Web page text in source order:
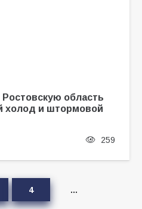
область
холод и штормовой
259
4 …